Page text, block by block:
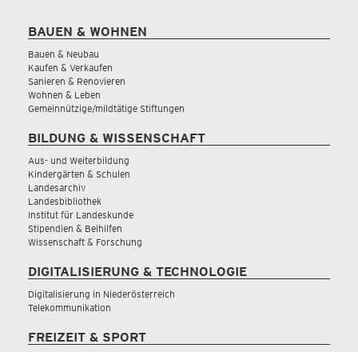
BAUEN & WOHNEN
Bauen & Neubau
Kaufen & Verkaufen
Sanieren & Renovieren
Wohnen & Leben
Gemeinnützige/mildtätige Stiftungen
BILDUNG & WISSENSCHAFT
Aus- und Weiterbildung
Kindergärten & Schulen
Landesarchiv
Landesbibliothek
Institut für Landeskunde
Stipendien & Beihilfen
Wissenschaft & Forschung
DIGITALISIERUNG & TECHNOLOGIE
Digitalisierung in Niederösterreich
Telekommunikation
FREIZEIT & SPORT